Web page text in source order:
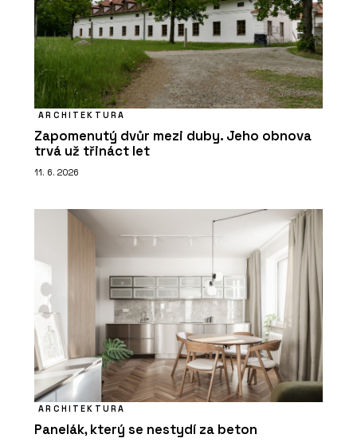
ARCHITEKTURA
Zapomenutý dvůr mezi duby. Jeho obnova
trvá už třináct let
11. 6. 2026
ARCHITEKTURA
Panelák, který se nestydí za beton